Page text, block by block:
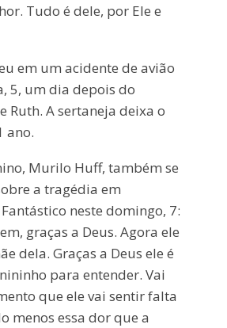
Tudo é dele, por Ele e
em um acidente de avião
5, um dia depois do
Ruth. A sertaneja deixa o
ano.
Murilo Huff, também se
a tragédia em
neste domingo, 7:
graças a Deus. Agora ele
dela. Graças a Deus ele é
para entender. Vai
que ele vai sentir falta
menos essa dor que a